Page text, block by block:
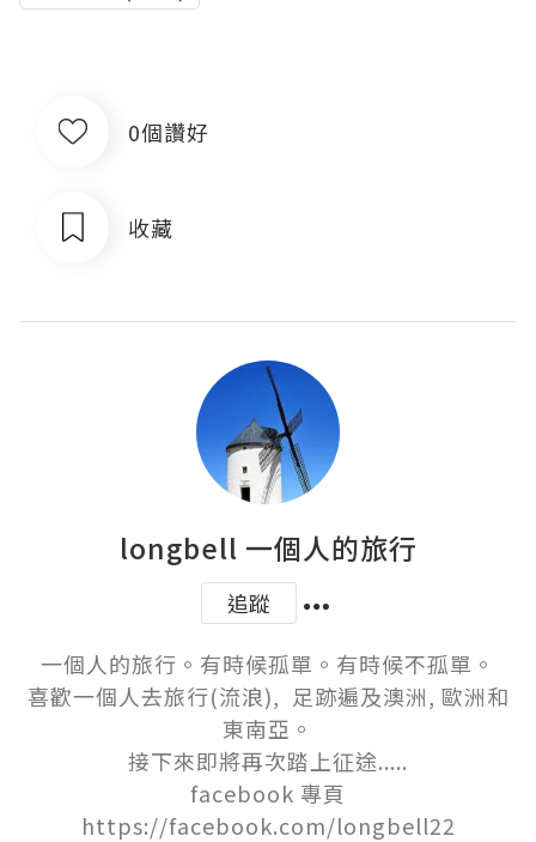
0個讚好
收藏
longbell 一個人的旅行
追蹤
一個人的旅行。有時候孤單。有時候不孤單。
喜歡一個人去旅行(流浪),  足跡遍及澳洲, 歐洲和
東南亞。
接下來即將再次踏上征途.....
facebook 專頁
https://facebook.com/longbell22